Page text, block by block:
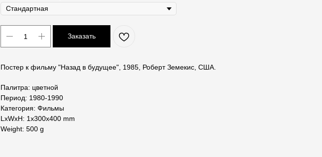
Заказать
Постер к фильму "Назад в будущее", 1985, Роберт Земекис, США.
Палитра: цветной
Период: 1980-1990
Категория: Фильмы
LxWxH: 1x300x400 mm
Weight: 500 g